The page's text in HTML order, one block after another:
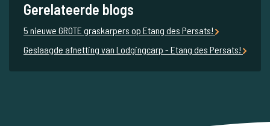
Gerelateerde blogs
5 nieuwe GROTE graskarpers op Etang des Persats!
Geslaagde afnetting van Lodgingcarp - Etang des Persats!